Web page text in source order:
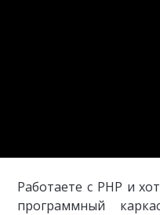
Работаете с PHP и
программный